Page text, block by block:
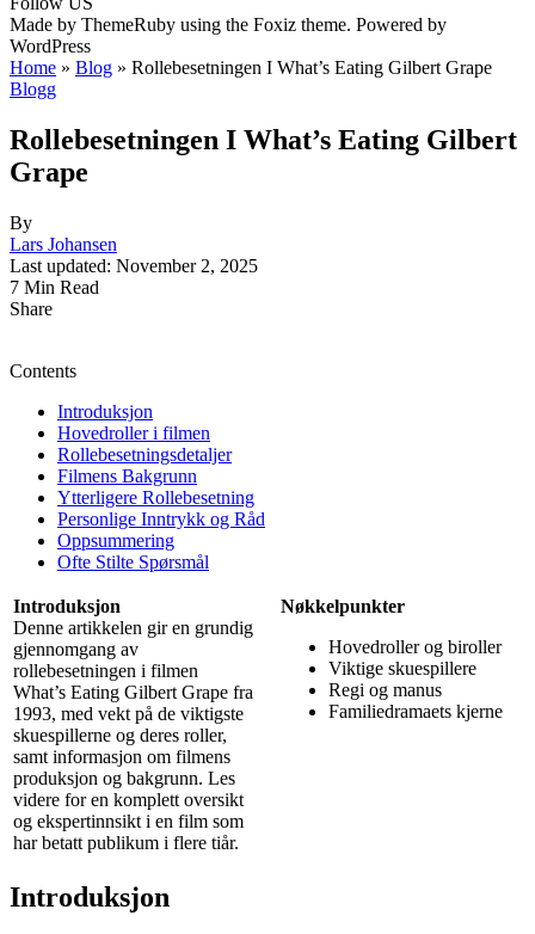
Made by ThemeRuby using the Foxiz theme. Powered by
WordPress
Home » Blog » Rollebesetningen I What’s Eating Gilbert Grape
Blogg
Rollebesetningen I What’s Eating Gilbert
Grape
By
Lars Johansen
Last updated: November 2, 2025
7 Min Read
Share
Contents
Introduksjon
Hovedroller i filmen
Rollebesetningsdetaljer
Filmens Bakgrunn
Ytterligere Rollebesetning
Personlige Inntrykk og Råd
Oppsummering
Ofte Stilte Spørsmål
Introduksjon
Denne artikkelen gir en grundig
gjennomgang av
rollebesetningen i filmen
What’s Eating Gilbert Grape fra
1993, med vekt på de viktigste
skuespillerne og deres roller,
samt informasjon om filmens
produksjon og bakgrunn. Les
videre for en komplett oversikt
og ekspertinnsikt i en film som
har betatt publikum i flere tiår.
Nøkkelpunkter
Hovedroller og biroller
Viktige skuespillere
Regi og manus
Familiedramaets kjerne
Introduksjon